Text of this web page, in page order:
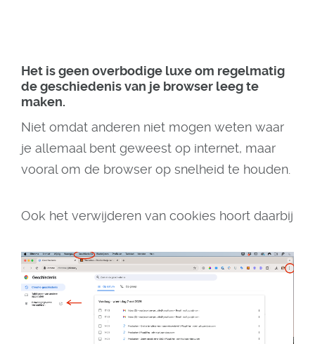
Het is geen overbodige luxe om regelmatig
de geschiedenis van je browser leeg te
maken.
Niet omdat anderen niet mogen weten waar
je allemaal bent geweest op internet, maar
vooral om de browser op snelheid te houden.
Ook het verwijderen van cookies hoort daarbij